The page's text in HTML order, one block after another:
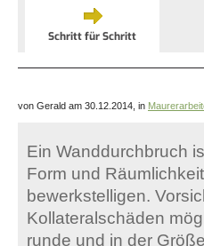
Schritt für Schritt
von Gerald am 30.12.2014, in
Ein Wanddurchbruch
Form und
bewerkstelligen.
Kollateralschäden
runde und in der